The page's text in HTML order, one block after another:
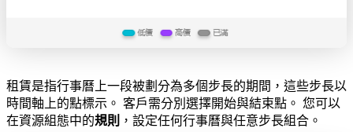
租賃是指行事曆上一段被劃分為多個步長的期間，這些步長以
時間軸上的點標示。 客戶需分別選擇開始與結束點。 您可以
在資源組態中的規則 ，設定任何行事曆與任意步長組合。